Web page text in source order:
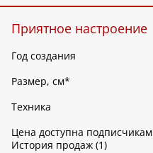
Приятное настроение
Год создания
Размер, см*
Техника
Цена доступна подписчикам
История продаж (1)